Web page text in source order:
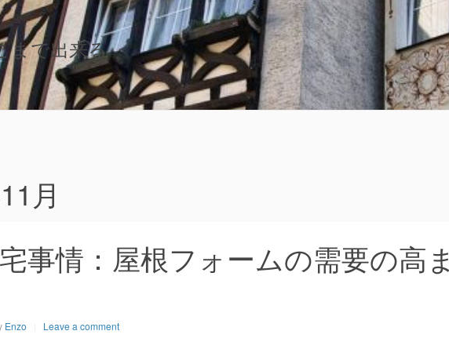
まで出来る
月
事情：屋根フォームの需要の高ま
Enzo Leave a comment